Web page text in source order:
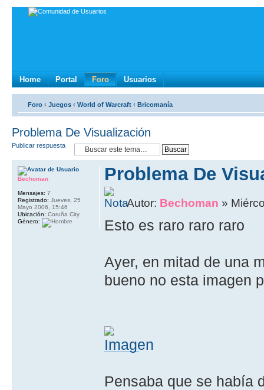
Home Portal Foro Usuarios
Foro ‹ Juegos ‹ World of Warcraft ‹ Bricomanía
Problema De Visualización
Publicar respuesta
Problema De
Autor: Bechoman »
Esto es raro raro raro
Ayer, en mitad de una
bueno no esta imagen
Pensaba que se había
Bechoman
Mensajes: 7
Registrado: Jueves, 25
Mayo 2006, 15:46
Ubicación: Coruña City
Género: